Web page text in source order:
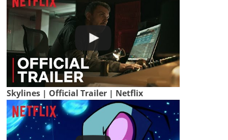
Skylines | Official Trailer | Netflix